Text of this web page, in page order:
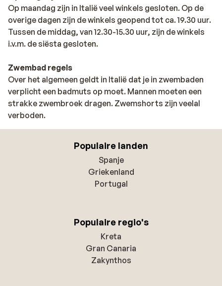
Op maandag zijn in Italië veel winkels gesloten. Op de
overige dagen zijn de winkels geopend tot ca. 19.30 uur.
Tussen de middag, van 12.30-15.30 uur, zijn de winkels
i.v.m. de siësta gesloten.
Zwembad regels
Over het algemeen geldt in Italië dat je in zwembaden
verplicht een badmuts op moet. Mannen moeten een
strakke zwembroek dragen. Zwemshorts zijn veelal
verboden.
Populaire landen
Spanje
Griekenland
Portugal
Populaire regio's
Kreta
Gran Canaria
Zakynthos